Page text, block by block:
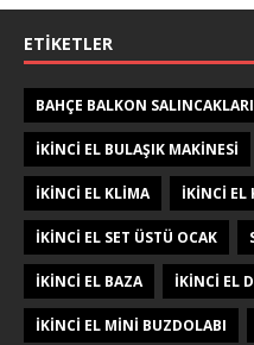
ETIKETLER
BAHÇE BALKON SALINCAKLARI
IKINCI EL BULAŞIK MAKINESI
IKINCI EL KLIMA IKINCI EL
IKINCI EL SET ÜSTÜ OCAK
İKINCI EL BAZA İKINCI EL
İKINCI EL MINI BUZDOLABI